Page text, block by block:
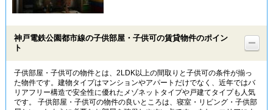
不動産会社から
神戸電鉄公園都市線の子供部屋・子供可の賃貸物件のポイン
ト
子供部屋・子供可の物件とは、2LDK以上の間取りと子供可の条件が揃っ
た物件です。建物タイプはマンションやアパートだけでなく、近年ではバ
リアフリー構造で安全性に優れたメゾネットタイプや戸建てタイプも人気
です。 子供部屋・子供可の物件の良いところは、寝室・リビング・子供部